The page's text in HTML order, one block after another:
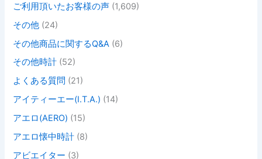
ご利用頂いたお客様の声 (1,609)
その他 (24)
その他商品に関するQ&A (6)
その他時計 (52)
よくある質問 (21)
アイティーエー(I.T.A.) (14)
アエロ(AERO) (15)
アエロ懐中時計 (8)
アビエイター (3)